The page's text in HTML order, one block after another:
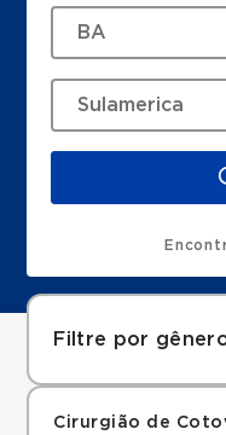
Filtre por
Cirurgião de